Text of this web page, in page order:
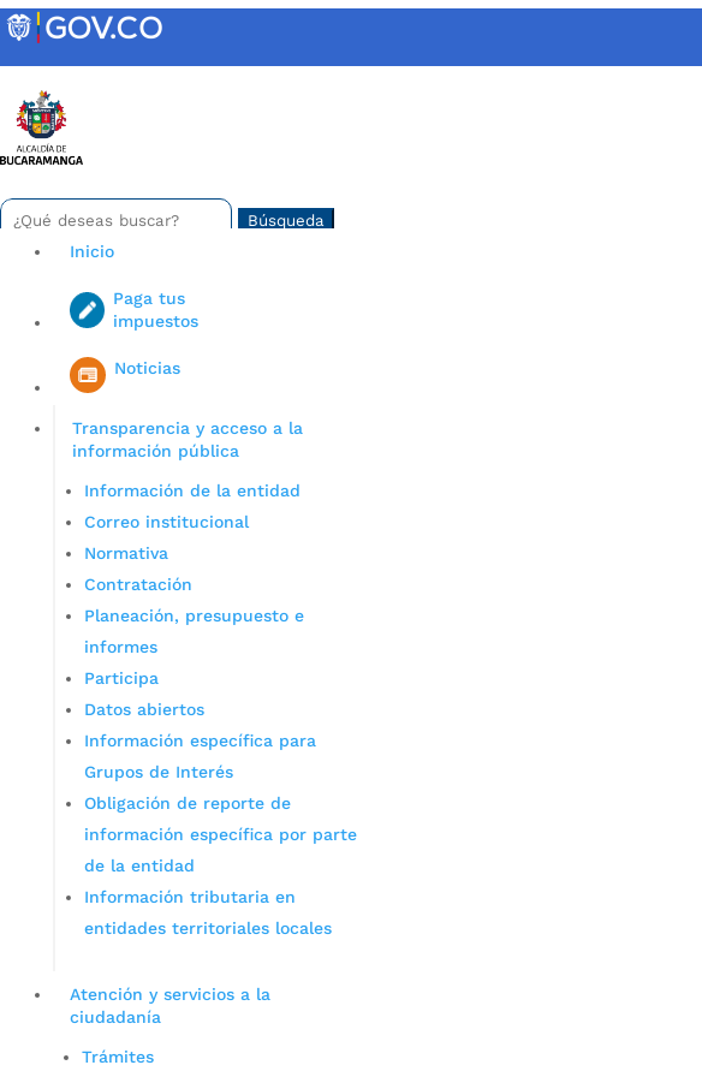
Skip
to
Buscar:
Search
for...
Iniciar sesión en gov co
Inicio
Paga tus
impuestos
Noticias
Transparencia y acceso a la
información pública
Información de la entidad
Correo institucional
Normativa
Contratación
Planeación, presupuesto e
informes
Participa
Datos abiertos
Información específica para
Grupos de Interés
Obligación de reporte de
información específica por parte
de la entidad
Información tributaria en
entidades territoriales locales
Atención y servicios a la
ciudadanía
Trámites